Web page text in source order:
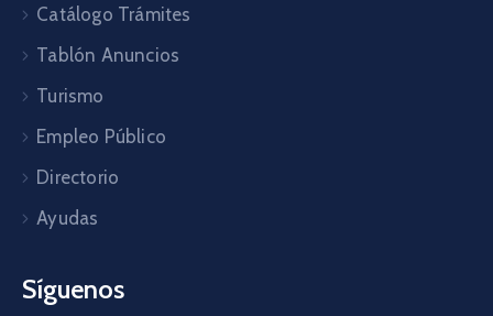
Catálogo Trámites
Tablón Anuncios
Turismo
Empleo Público
Directorio
Ayudas
Síguenos